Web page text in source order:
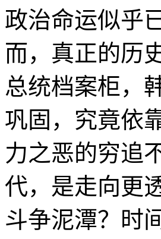
政治命运似乎
而，真正的历
总统档案柜，
巩固，究竟依
力之恶的穷追
代，是走向更
斗争泥潭？时